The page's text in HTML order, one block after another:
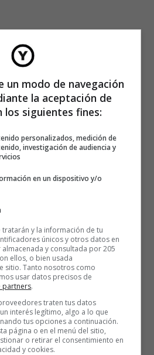
un modo de navegación
la aceptación de
los siguientes fines:
personalizados, medición de
investigación de audiencia y
en un dispositivo y/o
y la información de tu
únicos y otros datos en
y consultada por 205
ellos, o bien usada
sitio. Tanto nosotros como
usar datos precisos de
partners.
traten tus datos
interés legítimo, algo a lo que
tus opciones a continuación.
página o en el menú del sitio,
o retirar el consentimiento en
y cookies.